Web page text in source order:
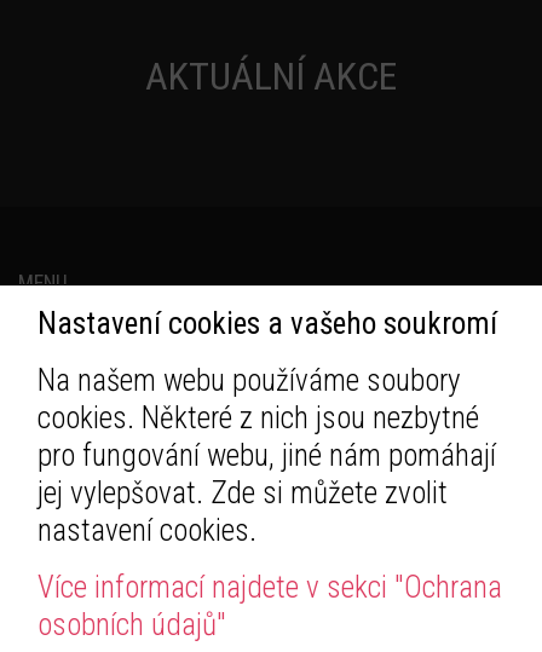
AKTUÁLNÍ AKCE
MENU
KONTAKTY
OBCHODNÍ PODMÍNKY
OCHRANA OSOBNÍCH ÚDAJŮ
POSLOUCHEJ
Nastavení cookies a vašeho soukromí
Na našem webu používáme soubory
cookies. Některé z nich jsou nezbytné
pro fungování webu, jiné nám pomáhají
jej vylepšovat. Zde si můžete zvolit
nastavení cookies.
Více informací najdete v sekci "Ochrana
osobních údajů"